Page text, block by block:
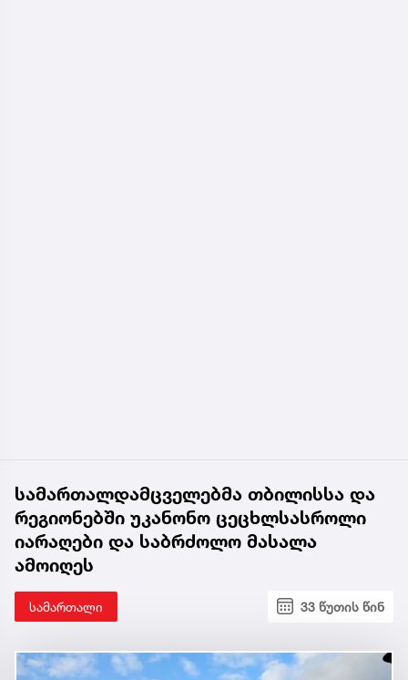
სამართალდამცველებმა თბილისსა და
რეგიონებში უკანონო ცეცხლსასროლი
იარაღები და საბრძოლო მასალა
ამოიღეს
სამართალი 33 წუთის წინ